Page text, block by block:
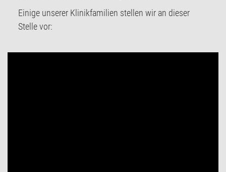
Einige unserer Klinikfamilien stellen wir an dieser
Stelle vor: